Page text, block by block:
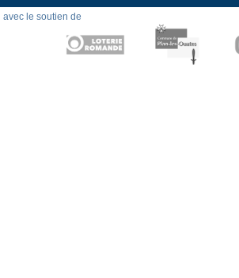
avec le soutien de